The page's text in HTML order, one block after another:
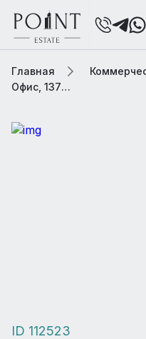
Главная
Офис, 1370 м2 В особняке «Мясницкая улица, 40с1»
ID 112523